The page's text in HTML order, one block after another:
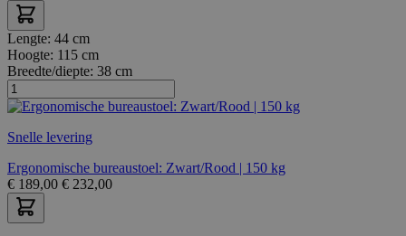
Lengte: 44 cm
Hoogte: 115 cm
Breedte/diepte: 38 cm
Snelle levering
Ergonomische bureaustoel: Zwart/Rood | 150 kg
€ 189,00 € 232,00